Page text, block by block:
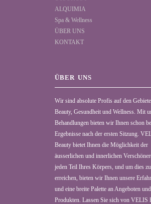
ALQUIMIA
Spa & Wellness
ÜBER UNS
KONTAKT
ÜBER UNS
Wir sind absolute Profis auf den
Beauty, Gesundheit und Wellness. Mit
Behandlungen bieten wir Ihnen schon
Ergebnisse nach der ersten Sitzung.
Beauty bietet Ihnen die Möglichkeit der
äusserlichen und innerlichen
jeden Teil Ihres Körpers, und um dies zu
erreichen, bieten wir Ihnen unsere
und eine breite Palette an Angeboten und
Produkten. Lassen Sie sich von VELIS